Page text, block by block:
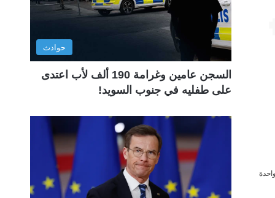
حوادث
السجن عامين وغرامة 190 ألف لأب اعتدى
على طفليه في جنوب السويد!